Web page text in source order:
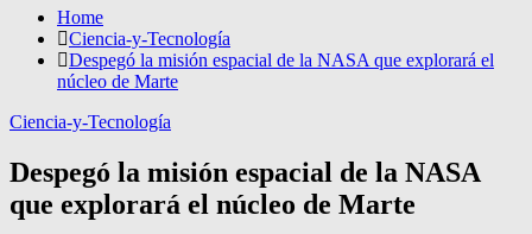
Home
Ciencia-y-Tecnología
Despegó la misión espacial de la NASA que explorará el
núcleo de Marte
Ciencia-y-Tecnología
Despegó la misión espacial de la NASA
que explorará el núcleo de Marte